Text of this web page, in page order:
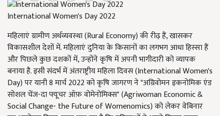
International Women's Day 2022
महिलाएं ग्रामीण अर्थव्यवस्था (Rural Economy) की रीढ़ हैं, खासकर
विकासशील देशों में. महिलाएं दुनिया के किसानों का लगभग आधा हिस्सा हैं
और पिछले कुछ दशकों में, उन्होंने कृषि में अपनी भागीदारी को व्यापक
बनाया है. इसी संदर्भ में अंतराष्ट्रीय महिला दिवस (International Women's
Day) पर यानी 8 मार्च 2022 को कृषि जागरण ने "अग्रिवोमन इकनोमिक एंड
सोशल चेंज-दा फ्यूचर ऑफ़ वोमेनोमिक्स" (Agriwoman Economic &
Social Change- the Future of Womenomics) को लेकर वेबिनार